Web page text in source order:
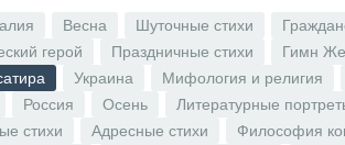
Весна Шуточные стихи
герой Праздничные стихи
Гимн
Украина Мифология и религия
Россия Осень Литературные
стихи Адресные стихи
Философия